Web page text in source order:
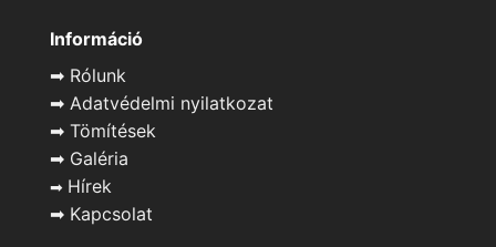
Információ
➡ Rólunk
➡ Adatvédelmi nyilatkozat
➡ Tömítések
➡ Galéria
➡ Hírek
➡ Kapcsolat